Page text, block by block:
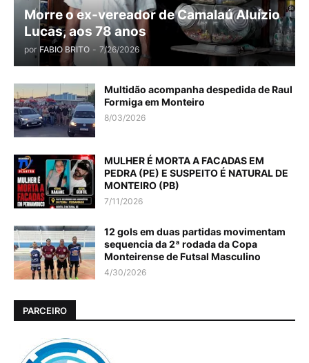
Morre o ex-vereador de Camalaú Aluízio
Lucas, aos 78 anos
por FABIO BRITO - 7/26/2026
Multidão acompanha despedida de Raul
Formiga em Monteiro
8/03/2026
MULHER É MORTA A FACADAS EM
PEDRA (PE) E SUSPEITO É NATURAL DE
MONTEIRO (PB)
7/11/2026
12 gols em duas partidas movimentam
sequencia da 2ª rodada da Copa
Monteirense de Futsal Masculino
4/30/2026
PARCEIRO